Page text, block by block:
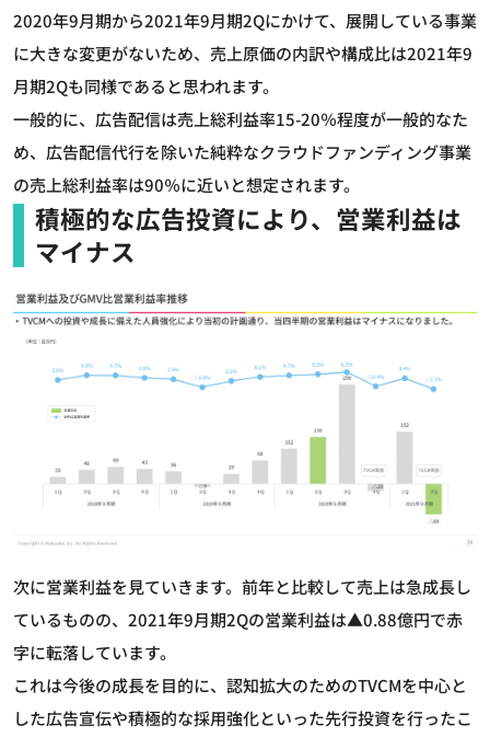
2020年9月期から2021年9月期2Qにかけて、展開している事業
に大きな変更がないため、売上原価の内訳や構成比は2021年9
月期2Qも同様であると思われます。
一般的に、広告配信は売上総利益率15-20％程度が一般的なた
め、広告配信代行を除いた純粋なクラウドファンディング事業
の売上総利益率は90％に近いと想定されます。
積極的な広告投資により、営業利益は
マイナス
次に営業利益を見ていきます。前年と比較して売上は急成長し
ているものの、2021年9月期2Qの営業利益は▲0.88億円で赤
字に転落しています。
これは今後の成長を目的に、認知拡大のためのTVCMを中心と
した広告宣伝や積極的な採用強化といった先行投資を行ったこ